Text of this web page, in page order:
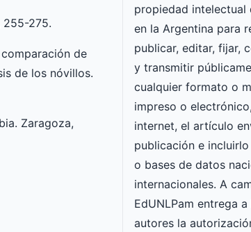
255-275.
comparación de
de los nóvillos.
Zaragoza,
propiedad intelectual
en la Argentina para
publicar, editar, fijar,
y transmitir
cualquier formato o
impreso o
internet, el artículo
publicación e
o bases de datos
internacionales. A
EdUNLPam entrega a
autores la